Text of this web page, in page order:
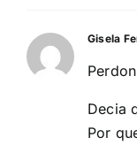
Gisela
Decia
Por